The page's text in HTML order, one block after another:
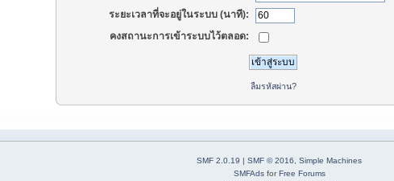
ระยะเวลาที่จะอยู่ในระบบ (นาที):
คงสถานะการเข้าระบบไว้ตลอด:
ลืมรหัสผ่าน?
SMF 2.0.19 | SMF © 2016
Simple Machines
SMFAdsforFree Forums